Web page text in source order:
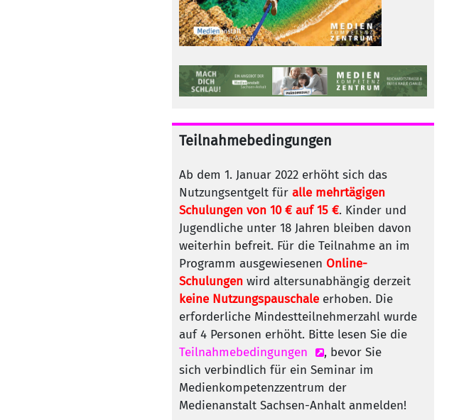
Teilnahmebedingungen
Ab dem 1. Januar 2022 erhöht sich das
Nutzungsentgelt füralle mehrtägigen
Schulungen von 10 € auf 15 €. Kinder und
Jugendliche unter 18 Jahren bleiben davon
weiterhin befreit. Für die Teilnahme an im
Programm ausgewiesenen Online-
Schulungen wird altersunabhängig derzeit
keine Nutzungspauschale erhoben. Die
erforderliche Mindestteilnehmerzahl wurde
auf 4 Personen erhöht. Bitte lesen Sie die
Teilnahmebedingungen
, bevor Sie
sich verbindlich für ein Seminar im
Medienkompetenzzentrum der
Medienanstalt Sachsen-Anhalt anmelden!